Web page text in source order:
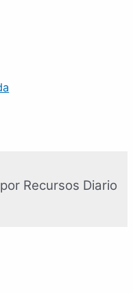
Recursos Diario